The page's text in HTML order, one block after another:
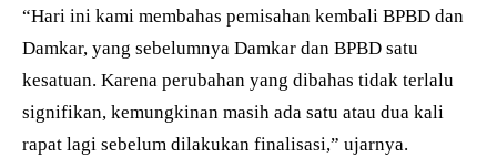
“Hari ini kami membahas pemisahan kembali BPBD dan
Damkar, yang sebelumnya Damkar dan BPBD satu
kesatuan. Karena perubahan yang dibahas tidak terlalu
signifikan, kemungkinan masih ada satu atau dua kali
rapat lagi sebelum dilakukan finalisasi,” ujarnya.